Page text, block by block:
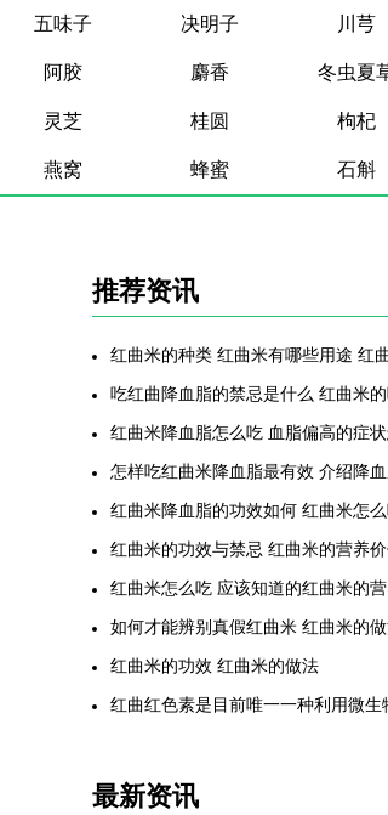
五味子 决明子 川芎
阿胶 麝香 冬虫夏
灵芝 桂圆 枸杞
燕窝 蜂蜜 石斛
推荐资讯
红曲米降血脂的功效如何 红曲米怎
红曲米的功效与禁忌 红曲米的营养
红曲米怎么吃 应该知道的红曲米的
红曲米的功效 红曲米的做法
最新资讯